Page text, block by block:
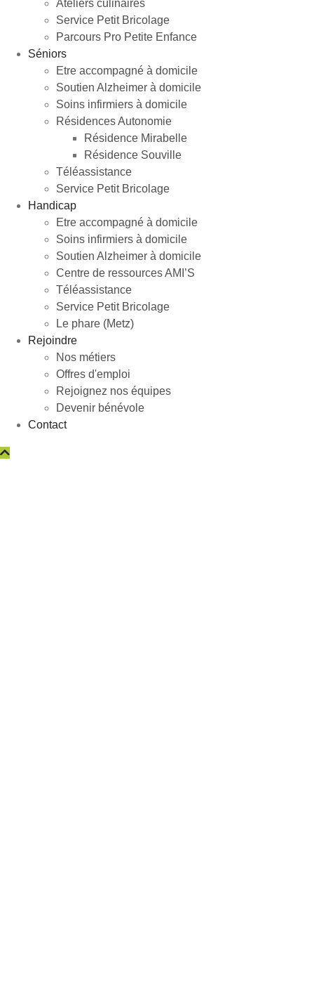
Ateliers culinaires
Service Petit Bricolage
Parcours Pro Petite Enfance
Séniors
Etre accompagné à domicile
Soutien Alzheimer à domicile
Soins infirmiers à domicile
Résidences Autonomie
Résidence Mirabelle
Résidence Souville
Téléassistance
Service Petit Bricolage
Handicap
Etre accompagné à domicile
Soins infirmiers à domicile
Soutien Alzheimer à domicile
Centre de ressources AMI’S
Téléassistance
Service Petit Bricolage
Le phare (Metz)
Rejoindre
Nos métiers
Offres d'emploi
Rejoignez nos équipes
Devenir bénévole
Contact